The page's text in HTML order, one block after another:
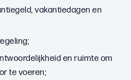
vakantiedagen en
en ruimte om
te voeren;